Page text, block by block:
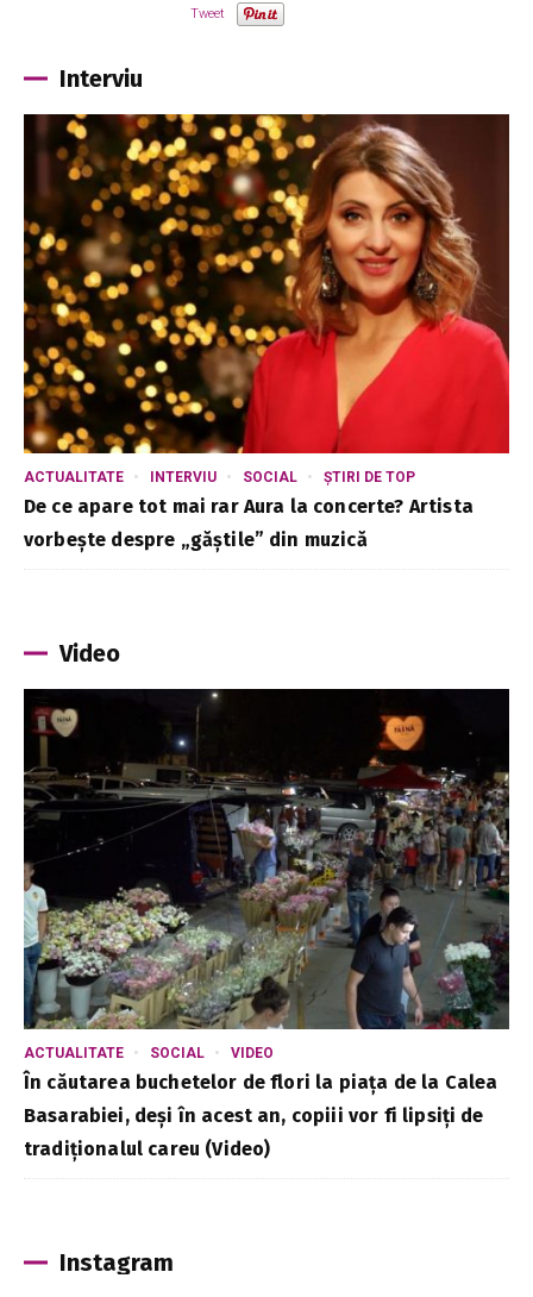
Tweet
Interviu
ACTUALITATE INTERVIU SOCIAL ȘTIRI DE TOP
De ce apare tot mai rar Aura la concerte? Artista
vorbește despre „găștile” din muzică
Video
ACTUALITATE SOCIAL VIDEO
În căutarea buchetelor de flori la piața de la Calea
Basarabiei, deși în acest an, copiii vor fi lipsiți de
tradiționalul careu (Video)
Instagram